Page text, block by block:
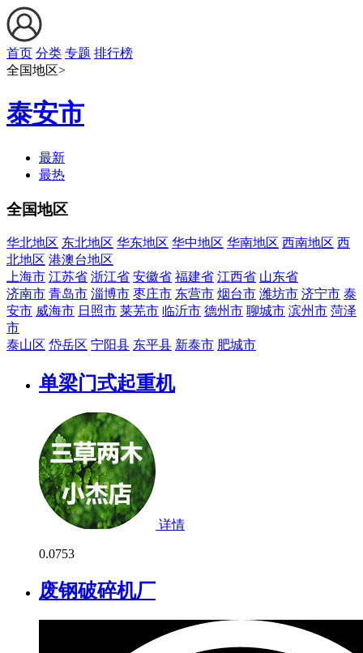
首页 分类 专题 排行榜
全国地区>
泰安市
最新
最热
全国地区
华北地区 东北地区 华东地区 华中地区 华南地区 西南地区 西
北地区 港澳台地区
上海市 江苏省 浙江省 安徽省 福建省 江西省 山东省
济南市 青岛市 淄博市 枣庄市 东营市 烟台市 潍坊市 济宁市 泰
安市 威海市 日照市 莱芜市 临沂市 德州市 聊城市 滨州市 菏泽
市
泰山区 岱岳区 宁阳县 东平县 新泰市 肥城市
单梁门式起重机
详情
0.0753
废钢破碎机厂